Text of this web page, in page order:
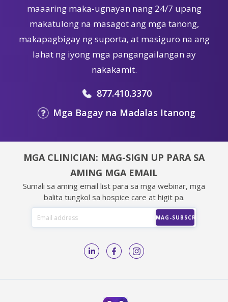
maaaring maka-ugnayan nang 24/7 upang
makatulong na masagot ang mga tanong,
makapagbigay ng suporta, at masiguro na ang
lahat ng iyong mga pangangailangan ay
nakakamit.
877.410.3370
Mga Bagay na Madalas Itanong
MGA CLINICIAN: MAG-SIGN UP PARA SA
AMING MGA EMAIL
Sumali sa aming email list para sa mga webinar, mga
balita tungkol sa hospice care at higit pa.